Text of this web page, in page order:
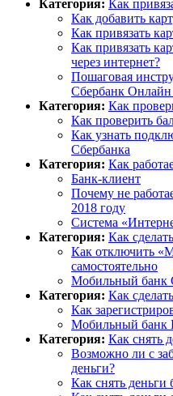
Категория: Как
Как добавить
Как привязать
Как привязать
через интернет?
Пошаговая
Сбербанк Онлайн
Категория: Как
Как проверить
Как узнать
Сбербанка
Категория: Как
Банк-клиент
Почему не
2018 году
Система
Категория: Как
Как отключить
самостоятельно
Мобильный банк
Категория: Как
Как
Мобильный банк
Категория: Как снять
Возможно ли с
деньги?
Как снять деньги